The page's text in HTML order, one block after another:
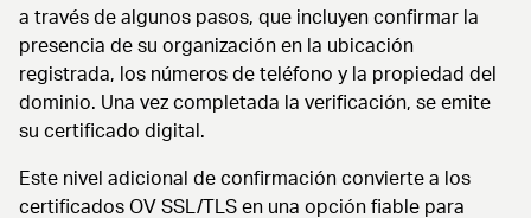
a través de algunos pasos, que incluyen confirmar la
presencia de su organización en la ubicación
registrada, los números de teléfono y la propiedad del
dominio. Una vez completada la verificación, se emite
su certificado digital.
Este nivel adicional de confirmación convierte a los
certificados OV SSL/TLS en una opción fiable para